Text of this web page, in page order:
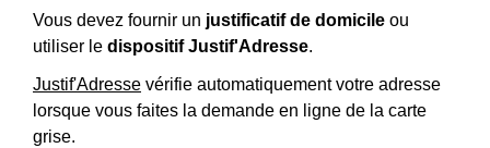
Vous devez fournir un justificatif de domicile ou
utiliser le dispositif Justif'Adresse.
Justif'Adresse vérifie automatiquement votre adresse
lorsque vous faites la demande en ligne de la carte
grise.